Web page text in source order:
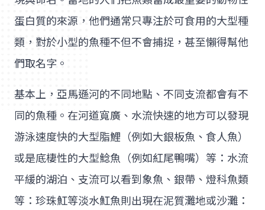
蛋白質的來源，他們通常只專注於可食用的大型種
類，對於小型的魚種不但不會捕捉，甚至懶得幫他
們取名字。
基本上，亞馬遜河的不同地點、不同支流都會有不
同的魚種。在河道寬廣、水流快速的地方可以發現
游泳速度快的大型脂鯉（例如大銀板魚、食人魚）
或是底棲性的大型鯰魚（例如紅尾鴨嘴）等：水流
平緩的湖泊、支流可以看到象魚、銀帶、燈科魚類
等：珍珠魟等淡水魟魚則出現在泥質灘地或沙灘：